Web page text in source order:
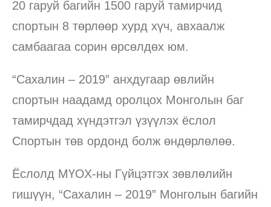
20 гаруй багийн 1500 гаруй тамирчид
спортын 8 төрлөөр хурд хүч, авхаалж
самбаагаа сорин өрсөлдөх юм.
“Сахалин – 2019” анхдугаар өвлийн
спортын наадамд оролцох Монголын баг
тамирчдад хүндэтгэл үзүүлэх ёслол
Спортын төв ордонд болж өндөрлөлөө.
Ёслолд МҮОХ-ны Гүйцэтгэх зөвлөлийн
гишүүн, “Сахалин – 2019” Монголын багийн